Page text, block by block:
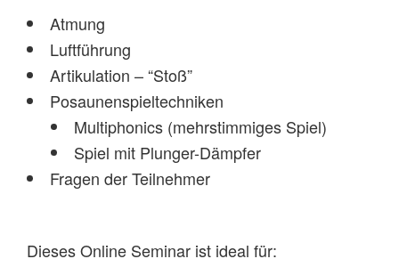
Atmung
Luftführung
Artikulation – “Stoß”
Posaunenspieltechniken
Multiphonics (mehrstimmiges Spiel)
Spiel mit Plunger-Dämpfer
Fragen der Teilnehmer
Dieses Online Seminar ist ideal für: